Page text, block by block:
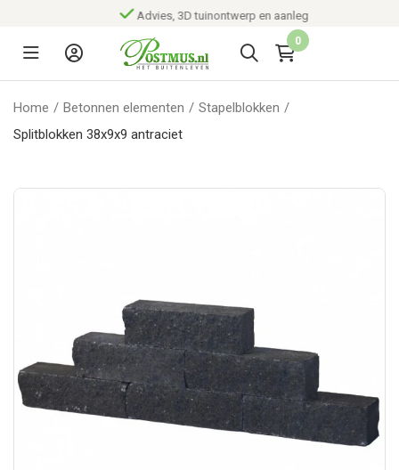
Advies, 3D tuinontwerp en aanleg
0
Home / Betonnen elementen / Stapelblokken /
Splitblokken 38x9x9 antraciet